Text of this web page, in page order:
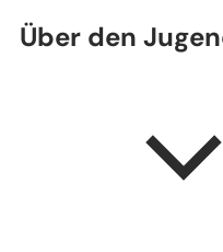
Über den